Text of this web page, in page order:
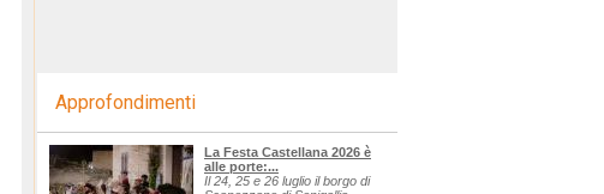
Approfondimenti
La Festa Castellana 2026 è
alle porte:...
Il 24, 25 e 26 luglio il borgo di